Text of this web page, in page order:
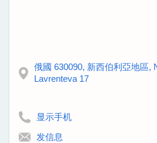
俄國 630090, 新西伯利亞地區,
Lavrenteva 17
显示手机
发信息